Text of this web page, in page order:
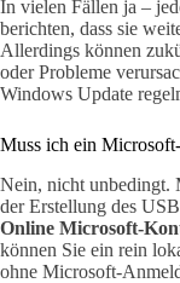
In vielen Fällen ja –
berichten, dass sie
Allerdings können
oder Probleme
Windows Update
Muss ich ein
Nein, nicht unbedingt.
der Erstellung des
Online Microsoft-
können Sie ein rein
ohne Microsoft-